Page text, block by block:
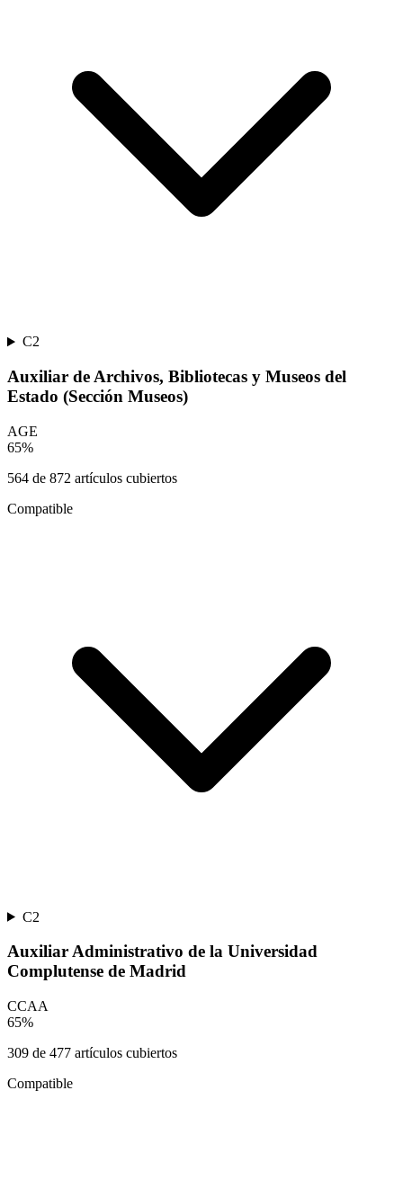
C2
Auxiliar de Archivos, Bibliotecas y Museos del
Estado (Sección Museos)
AGE
65%
564 de 872 artículos cubiertos
Compatible
C2
Auxiliar Administrativo de la Universidad
Complutense de Madrid
CCAA
65%
309 de 477 artículos cubiertos
Compatible